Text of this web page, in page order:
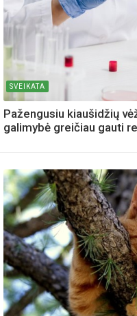
SVEIKATA
Pažengusiu kiaušidžių
galimybė greičiau gauti